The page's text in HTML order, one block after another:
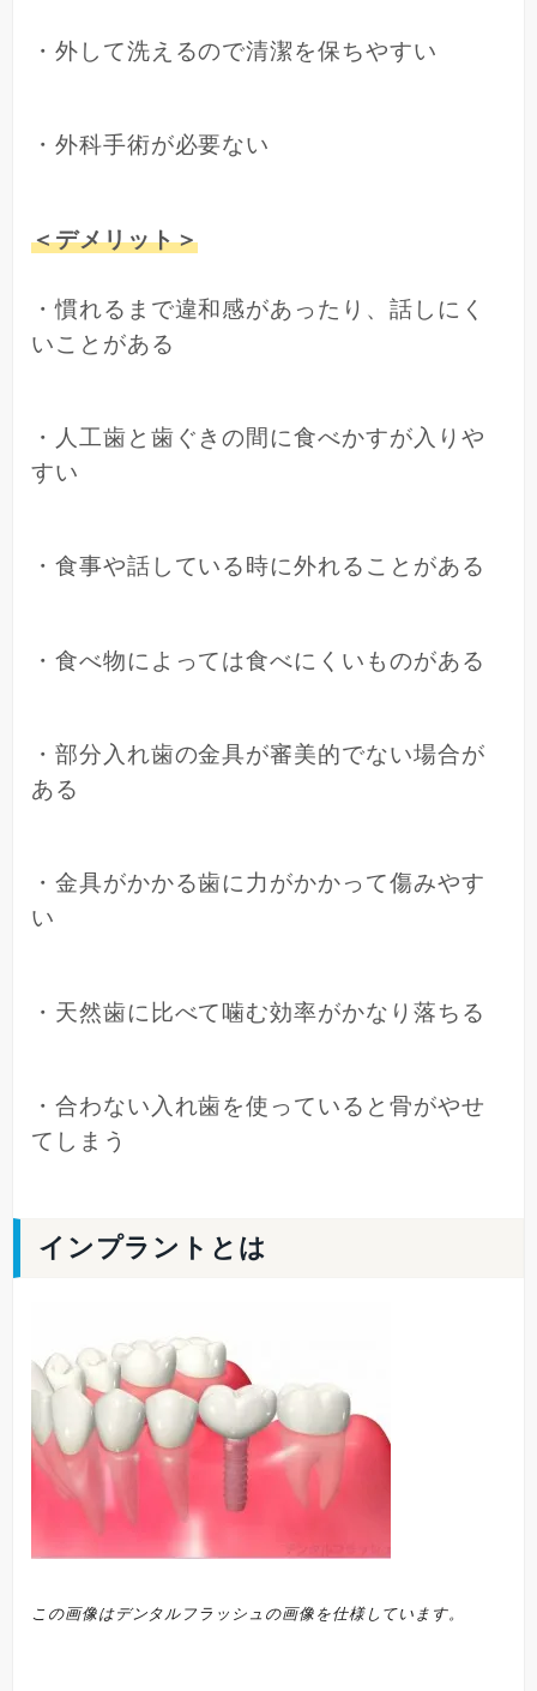
・外して洗えるので清潔を保ちやすい
・外科手術が必要ない
＜デメリット＞
・慣れるまで違和感があったり、話しにく
いことがある
・人工歯と歯ぐきの間に食べかすが入りや
すい
・食事や話している時に外れることがある
・食べ物によっては食べにくいものがある
・部分入れ歯の金具が審美的でない場合が
ある
・金具がかかる歯に力がかかって傷みやす
い
・天然歯に比べて噛む効率がかなり落ちる
・合わない入れ歯を使っていると骨がやせ
てしまう
インプラントとは
この画像はデンタルフラッシュの画像を仕様しています。